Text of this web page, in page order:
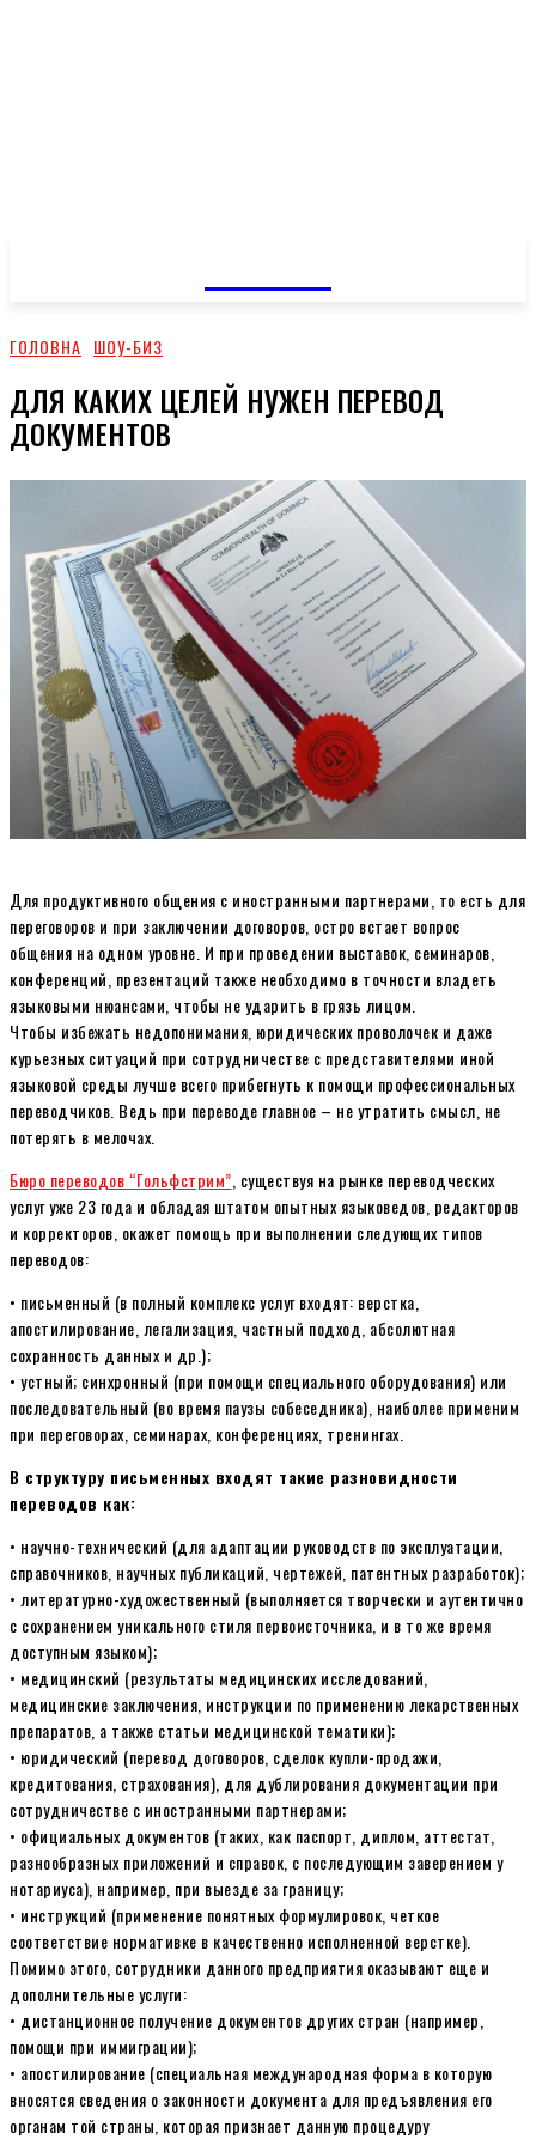
ГОЛОВНА ШОУ-БИЗ
ДЛЯ КАКИХ ЦЕЛЕЙ НУЖЕН ПЕРЕВОД
ДОКУМЕНТОВ
Для продуктивного общения с иностранными партнерами, то есть для
переговоров и при заключении договоров, остро встает вопрос
общения на одном уровне. И при проведении выставок, семинаров,
конференций, презентаций также необходимо в точности владеть
языковыми нюансами, чтобы не ударить в грязь лицом.
Чтобы избежать недопонимания, юридических проволочек и даже
курьезных ситуаций при сотрудничестве с представителями иной
языковой среды лучше всего прибегнуть к помощи профессиональных
переводчиков. Ведь при переводе главное – не утратить смысл, не
потерять в мелочах.
Бюро переводов “Гольфстрим” , существуя на рынке переводческих
услуг уже 23 года и обладая штатом опытных языковедов, редакторов
и корректоров, окажет помощь при выполнении следующих типов
переводов:
• письменный (в полный комплекс услуг входят: верстка,
апостилирование, легализация, частный подход, абсолютная
сохранность данных и др.);
• устный; синхронный (при помощи специального оборудования) или
последовательный (во время паузы собеседника), наиболее применим
при переговорах, семинарах, конференциях, тренингах.
В структуру письменных входят такие разновидности
переводов как:
• научно-технический (для адаптации руководств по эксплуатации,
справочников, научных публикаций, чертежей, патентных разработок);
• литературно-художественный (выполняется творчески и аутентично
с сохранением уникального стиля первоисточника, и в то же время
доступным языком);
• медицинский (результаты медицинских исследований,
медицинские заключения, инструкции по применению лекарственных
препаратов, а также статьи медицинской тематики);
• юридический (перевод договоров, сделок купли-продажи,
кредитования, страхования), для дублирования документации при
сотрудничестве с иностранными партнерами;
• официальных документов (таких, как паспорт, диплом, аттестат,
разнообразных приложений и справок, с последующим заверением у
нотариуса), например, при выезде за границу;
• инструкций (применение понятных формулировок, четкое
соответствие нормативке в качественно исполненной верстке).
Помимо этого, сотрудники данного предприятия оказывают еще и
дополнительные услуги:
• дистанционное получение документов других стран (например,
помощи при иммиграции);
• апостилирование (специальная международная форма в которую
вносятся сведения о законности документа для предъявления его
органам той страны, которая признает данную процедуру